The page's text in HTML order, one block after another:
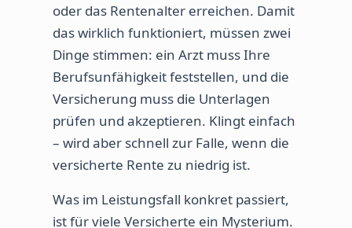
oder das Rentenalter erreichen. Damit
das wirklich funktioniert, müssen zwei
Dinge stimmen: ein Arzt muss Ihre
Berufsunfähigkeit feststellen, und die
Versicherung muss die Unterlagen
prüfen und akzeptieren. Klingt einfach
– wird aber schnell zur Falle, wenn die
versicherte Rente zu niedrig ist.
Was im Leistungsfall konkret passiert,
ist für viele Versicherte ein Mysterium.